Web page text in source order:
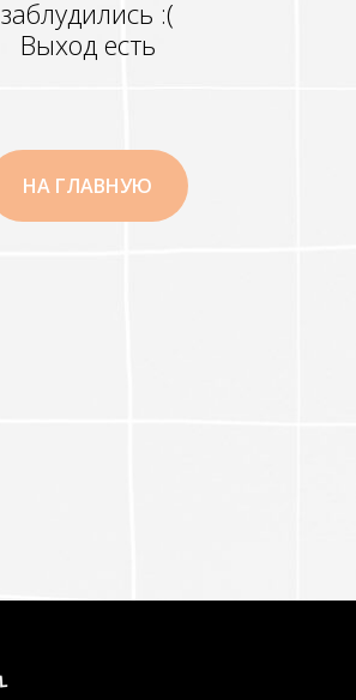
заблудились :(
Выход есть
НА ГЛАВНУЮ